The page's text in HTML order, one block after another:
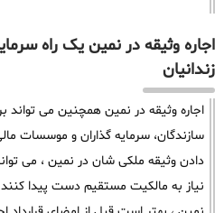
اجاره وثیقه در نمین یک راه
زندانیان
اجاره وثیقه در نمین همچنین می تواند
سازندگان، سرمایه گذاران و موسسات
دادن وثیقه ملکی شان در نمین ، می
نیاز به مالکیت مستقیم دست پیدا کنند.